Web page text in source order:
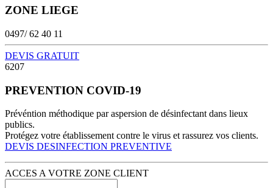
ZONE LIEGE
0497/ 62 40 11
DEVIS GRATUIT
6207
PREVENTION COVID-19
Prévéntion méthodique par aspersion de désinfectant dans lieux
publics.
Protégez votre établissement contre le virus et rassurez vos clients.
DEVIS DESINFECTION PREVENTIVE
ACCES A VOTRE ZONE CLIENT